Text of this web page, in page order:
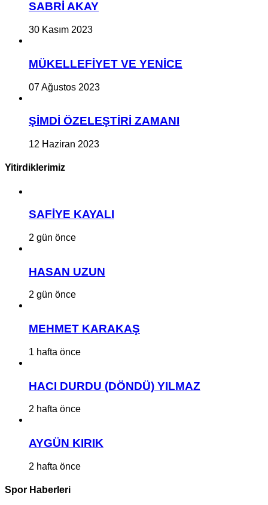
SABRİ AKAY
30 Kasım 2023
MÜKELLEFİYET VE YENİCE
07 Ağustos 2023
ŞİMDİ ÖZELEŞTİRİ ZAMANI
12 Haziran 2023
Yitirdiklerimiz
SAFİYE KAYALI
2 gün önce
HASAN UZUN
2 gün önce
MEHMET KARAKAŞ
1 hafta önce
HACI DURDU (DÖNDÜ) YILMAZ
2 hafta önce
AYGÜN KIRIK
2 hafta önce
Spor Haberleri